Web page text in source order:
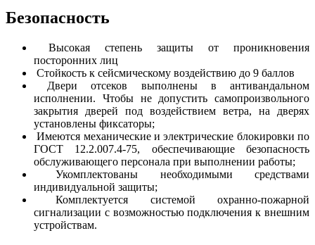
Безопасность
Высокая степень защиты от проникновения
посторонних лиц
Стойкость к сейсмическому воздействию до 9 баллов
Двери отсеков выполнены в антивандальном
исполнении. Чтобы не допустить самопроизвольного
закрытия дверей под воздействием ветра, на дверях
установлены фиксаторы;
Имеются механические и электрические блокировки по
ГОСТ 12.2.007.4-75, обеспечивающие безопасность
обслуживающего персонала при выполнении работы;
Укомплектованы необходимыми средствами
индивидуальной защиты;
Комплектуется системой охранно-пожарной
сигнализации с возможностью подключения к внешним
устройствам.